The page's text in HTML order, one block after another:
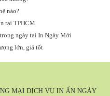
nào?
tại TPHCM
ngày tại In Ngày Mới
lớn, giá tốt